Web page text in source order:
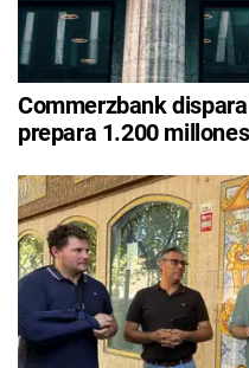
Commerzbank
prepara 1.200